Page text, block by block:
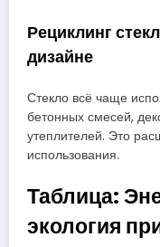
Рециклинг
дизайне
Стекло всё чаще
бетонных смесей,
утеплителей. Это
использования.
Таблица:
экология